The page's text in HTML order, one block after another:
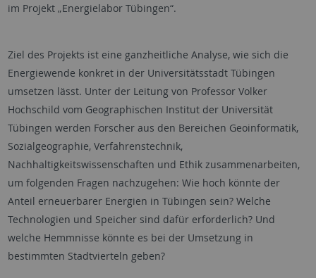
im Projekt „Energielabor Tübingen“.
Ziel des Projekts ist eine ganzheitliche Analyse, wie sich die
Energiewende konkret in der Universitätsstadt Tübingen
umsetzen lässt. Unter der Leitung von Professor Volker
Hochschild vom Geographischen Institut der Universität
Tübingen werden Forscher aus den Bereichen Geoinformatik,
Sozialgeographie, Verfahrenstechnik,
Nachhaltigkeitswissenschaften und Ethik zusammenarbeiten,
um folgenden Fragen nachzugehen: Wie hoch könnte der
Anteil erneuerbarer Energien in Tübingen sein? Welche
Technologien und Speicher sind dafür erforderlich? Und
welche Hemmnisse könnte es bei der Umsetzung in
bestimmten Stadtvierteln geben?